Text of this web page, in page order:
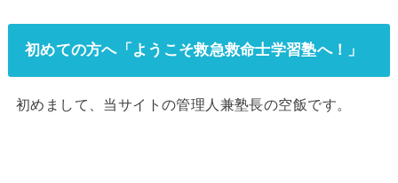
初めての方へ「ようこそ救急救命士学習塾へ！」
初めまして、当サイトの管理人兼塾長の空飯です。